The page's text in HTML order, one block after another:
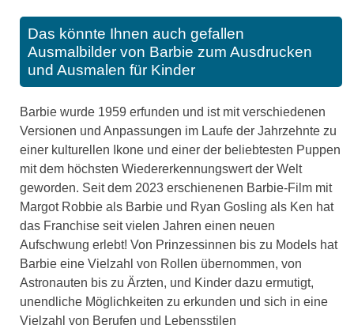
Das könnte Ihnen auch gefallen
Ausmalbilder von Barbie zum Ausdrucken
und Ausmalen für Kinder
Barbie wurde 1959 erfunden und ist mit verschiedenen
Versionen und Anpassungen im Laufe der Jahrzehnte zu
einer kulturellen Ikone und einer der beliebtesten Puppen
mit dem höchsten Wiedererkennungswert der Welt
geworden. Seit dem 2023 erschienenen Barbie-Film mit
Margot Robbie als Barbie und Ryan Gosling als Ken hat
das Franchise seit vielen Jahren einen neuen
Aufschwung erlebt! Von Prinzessinnen bis zu Models hat
Barbie eine Vielzahl von Rollen übernommen, von
Astronauten bis zu Ärzten, und Kinder dazu ermutigt,
unendliche Möglichkeiten zu erkunden und sich in eine
Vielzahl von Berufen und Lebensstilen